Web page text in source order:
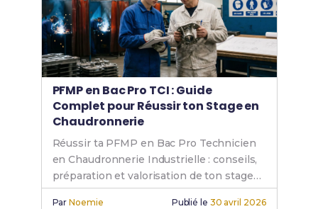
PFMP en Bac Pro TCI : Guide
Complet pour Réussir ton Stage en
Chaudronnerie
Réussir ta PFMP en Bac Pro Technicien
en Chaudronnerie Industrielle : conseils,
préparation et valorisation de ton stage
en atelier.
ParNoemie Publié le 30 avril 2026